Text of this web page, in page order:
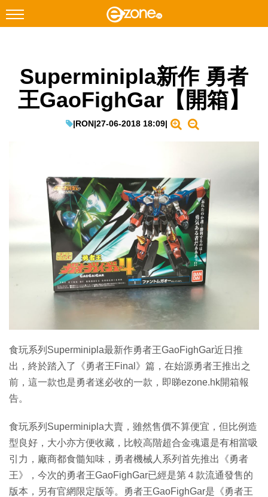
Facebook Instagram
科技焦點
生成式AI與雲端應用
Enterprise Digital Transformation
特集
Superminipla新作 勇者
王GaoFighGar【開箱】
|RON|27-06-2018 18:09|
食玩系列Superminipla最新作勇者王GaoFighGar近日推
出，終於踏入了《勇者王Final》篇，在始源勇者王推出之
前，這一款也是勇者迷必收的一款，即睇ezone.hk開箱報
告。
食玩系列Superminipla大賣，雖然售價不算便宜，但比例造
型良好，大小亦方便收藏，比較高階超合金魂還是有相當吸
引力，廠商都食髓知味，勇者機械人系列首先推出《勇者
王》，今次的勇者王GaoFighGar已經是第４款流通發售的
版本，另有官網限定版等。勇者王GaoFighGar是《勇者王